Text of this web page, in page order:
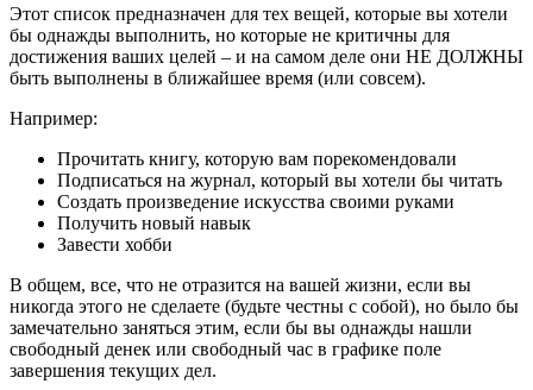
Этот список предназначен для тех вещей, которые вы хотели
бы однажды выполнить, но которые не критичны для
достижения ваших целей – и на самом деле они НЕ ДОЛЖНЫ
быть выполнены в ближайшее время (или совсем).
Например:
Прочитать книгу, которую вам порекомендовали
Подписаться на журнал, который вы хотели бы читать
Создать произведение искусства своими руками
Получить новый навык
Завести хобби
В общем, все, что не отразится на вашей жизни, если вы
никогда этого не сделаете (будьте честны с собой), но было бы
замечательно заняться этим, если бы вы однажды нашли
свободный денек или свободный час в графике поле
завершения текущих дел.